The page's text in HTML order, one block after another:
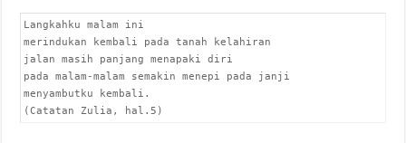
Langkahku malam ini
merindukan kembali pada tanah kelahiran
jalan masih panjang menapaki diri
pada malam-malam semakin menepi pada janji
menyambutku kembali.
(Catatan Zulia, hal.5)